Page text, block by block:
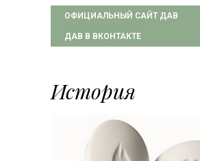
ОФИЦИАЛЬНЫЙ САЙТ ДАВ
ДАВ В ВКОНТАКТЕ
История